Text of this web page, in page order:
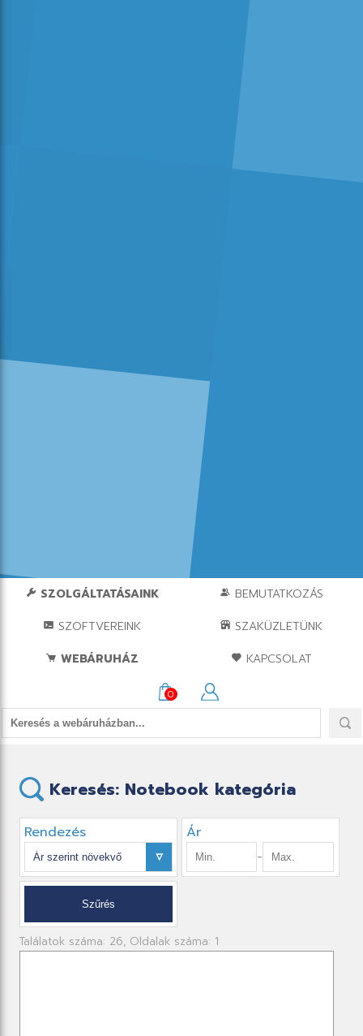
SZOLGÁLTATÁSAINK
BEMUTATKOZÁS
SZOFTVEREINK
SZAKÜZLETÜNK
WEBÁRUHÁZ
KAPCSOLAT
0
Keresés: Notebook kategória
Rendezés
Ár
-
Találatok száma: 26, Oldalak száma: 1